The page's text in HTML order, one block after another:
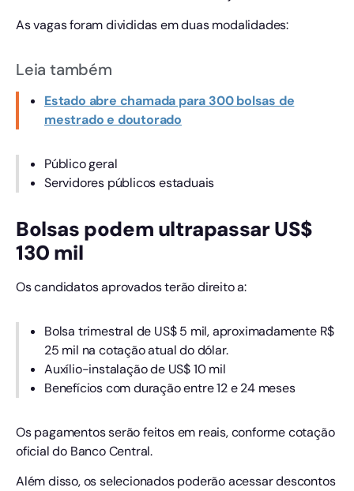
As vagas foram divididas em duas modalidades:
Leia também
Estado abre chamada para 300 bolsas de
mestrado e doutorado
Público geral
Servidores públicos estaduais
Bolsas podem ultrapassar US$
130 mil
Os candidatos aprovados terão direito a:
Bolsa trimestral de US$ 5 mil, aproximadamente R$
25 mil na cotação atual do dólar.
Auxílio-instalação de US$ 10 mil
Benefícios com duração entre 12 e 24 meses
Os pagamentos serão feitos em reais, conforme cotação
oficial do Banco Central.
Além disso, os selecionados poderão acessar descontos